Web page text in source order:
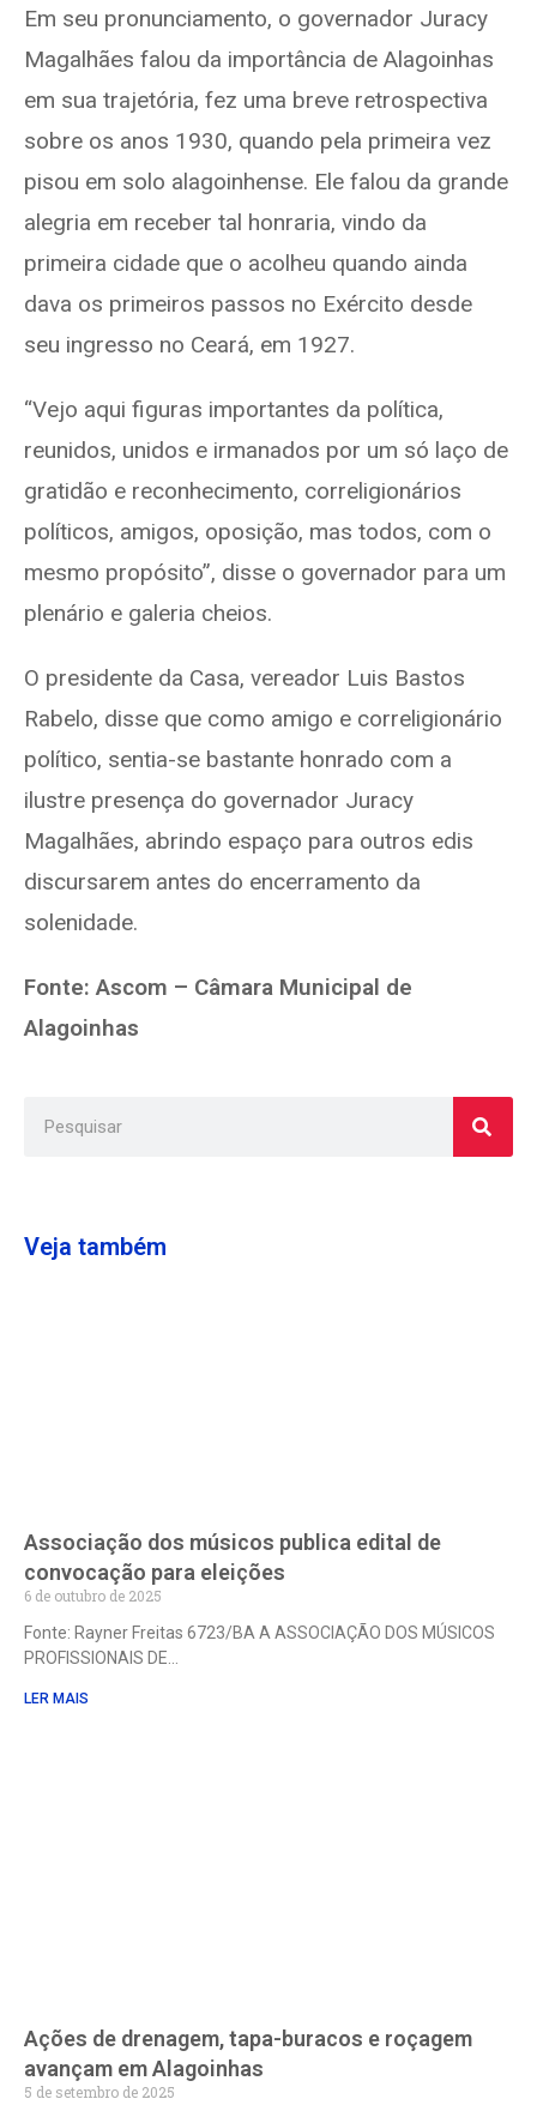
Em seu pronunciamento, o governador Juracy
Magalhães falou da importância de Alagoinhas
em sua trajetória, fez uma breve retrospectiva
sobre os anos 1930, quando pela primeira vez
pisou em solo alagoinhense. Ele falou da grande
alegria em receber tal honraria, vindo da
primeira cidade que o acolheu quando ainda
dava os primeiros passos no Exército desde
seu ingresso no Ceará, em 1927.
“Vejo aqui figuras importantes da política,
reunidos, unidos e irmanados por um só laço de
gratidão e reconhecimento, correligionários
políticos, amigos, oposição, mas todos, com o
mesmo propósito”, disse o governador para um
plenário e galeria cheios.
O presidente da Casa, vereador Luis Bastos
Rabelo, disse que como amigo e correligionário
político, sentia-se bastante honrado com a
ilustre presença do governador Juracy
Magalhães, abrindo espaço para outros edis
discursarem antes do encerramento da
solenidade.
Fonte: Ascom – Câmara Municipal de
Alagoinhas
Veja também
Associação dos músicos publica edital de
convocação para eleições
6 de outubro de 2025
Fonte: Rayner Freitas 6723/BA A ASSOCIAÇÃO DOS MÚSICOS
PROFISSIONAIS DE
LER MAIS
Ações de drenagem, tapa-buracos e roçagem
avançam em Alagoinhas
5 de setembro de 2025